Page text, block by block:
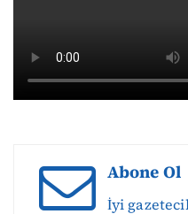
Abone Ol
İyi